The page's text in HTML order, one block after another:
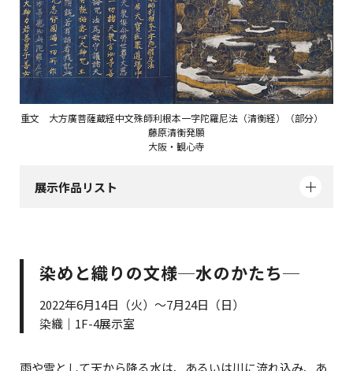
重文 大方廣菩薩蔵経中文殊師利根本一字陀羅尼法（清衡経）（部分）
藤原清衡発願
大阪・観心寺
展示作品リスト
染めと織りの文様─水のかたち─
2022年6月14日（火）～7月24日（日）
染織｜1F-4展示室
雨や雪として天から降る水は、あるいは川に流れ込み、あ